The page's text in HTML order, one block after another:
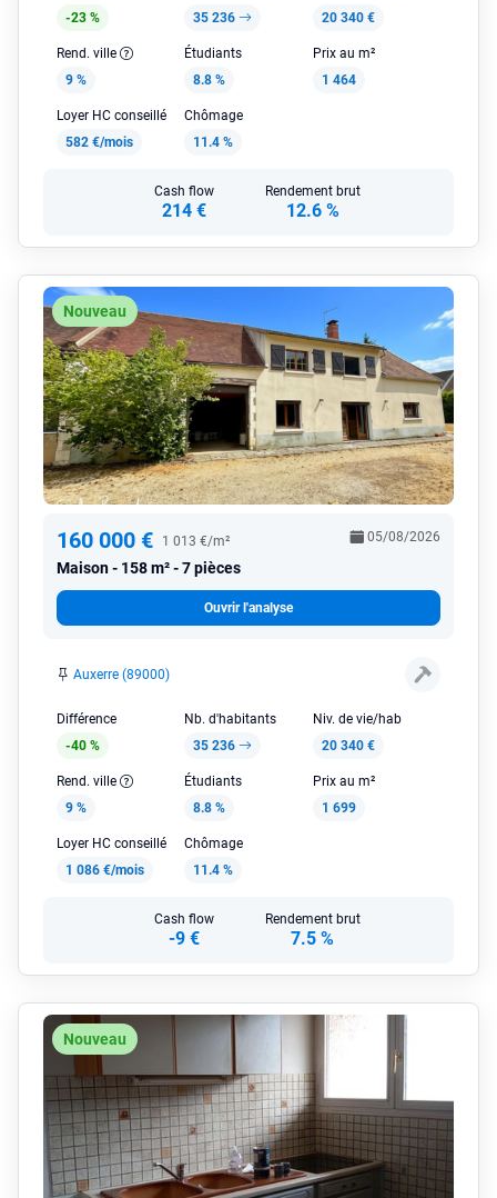
-23 %
35 236
20 340 €
Rend. ville
9 %
Étudiants
8.8 %
Prix au m²
1 464
Loyer HC conseillé
582 €/mois
Chômage
11.4 %
Cash flow
214 €
Rendement brut
12.6 %
Nouveau
160 000 € 1 013 €/m²
Maison 158 m² - 7 pièces
05/08/2026
Ouvrir l'analyse
Auxerre (89000)
Différence
-40 %
Nb. d'habitants
35 236
Niv. de vie/hab
20 340 €
Rend. ville
9 %
Étudiants
8.8 %
Prix au m²
1 699
Loyer HC conseillé
1 086 €/mois
Chômage
11.4 %
Cash flow
-9 €
Rendement brut
7.5 %
Nouveau